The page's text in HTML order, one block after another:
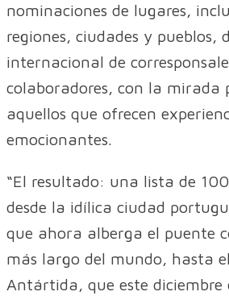
nominaciones de lugares,
regiones, ciudades y pueblos,
internacional de
colaboradores, con la mirada
aquellos que ofrecen
emocionantes.
“El resultado: una lista de
desde la idílica ciudad
que ahora alberga el puente
más largo del mundo, hasta
Antártida, que este